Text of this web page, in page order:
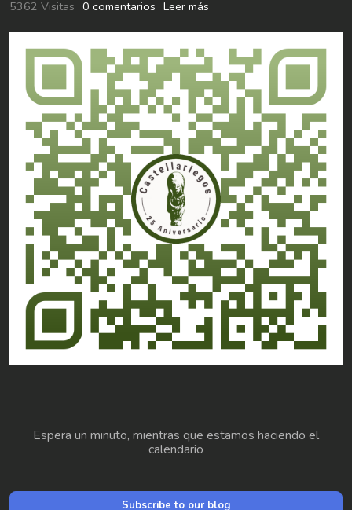
5362 Visitas 0 comentarios Leer más
Espera un minuto, mientras que estamos haciendo el
calendario
Subscribe to our blog